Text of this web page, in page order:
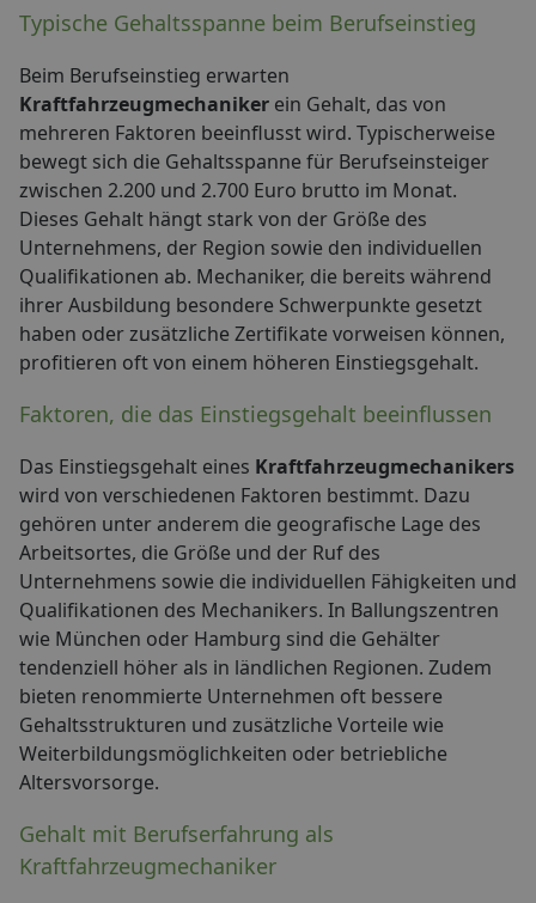
Typische Gehaltsspanne beim Berufseinstieg
Beim Berufseinstieg erwarten
Kraftfahrzeugmechaniker ein Gehalt, das von
mehreren Faktoren beeinflusst wird. Typischerweise
bewegt sich die Gehaltsspanne für Berufseinsteiger
zwischen 2.200 und 2.700 Euro brutto im Monat.
Dieses Gehalt hängt stark von der Größe des
Unternehmens, der Region sowie den individuellen
Qualifikationen ab. Mechaniker, die bereits während
ihrer Ausbildung besondere Schwerpunkte gesetzt
haben oder zusätzliche Zertifikate vorweisen können,
profitieren oft von einem höheren Einstiegsgehalt.
Faktoren, die das Einstiegsgehalt beeinflussen
Das Einstiegsgehalt eines Kraftfahrzeugmechanikers
wird von verschiedenen Faktoren bestimmt. Dazu
gehören unter anderem die geografische Lage des
Arbeitsortes, die Größe und der Ruf des
Unternehmens sowie die individuellen Fähigkeiten und
Qualifikationen des Mechanikers. In Ballungszentren
wie München oder Hamburg sind die Gehälter
tendenziell höher als in ländlichen Regionen. Zudem
bieten renommierte Unternehmen oft bessere
Gehaltsstrukturen und zusätzliche Vorteile wie
Weiterbildungsmöglichkeiten oder betriebliche
Altersvorsorge.
Gehalt mit Berufserfahrung als
Kraftfahrzeugmechaniker